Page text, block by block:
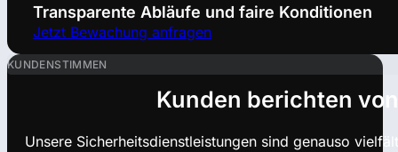
Transparente Abläufe und faire Konditionen
Jetzt Bewachung anfragen
KUNDENSTIMMEN
Kunden berichten
Unsere Sicherheitsdienstleistungen sind genauso